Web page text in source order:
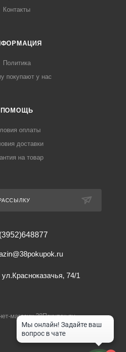
Контакты
Политика
покупают у нас
ПОМОЩЬ
оплаты
доставки
на товар
ул.Красноказачья, 74/1
магазин 38Покупок.ру